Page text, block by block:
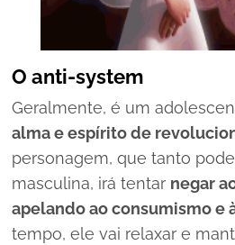
O anti-system
Geralmente, é um
alma e espírito de
personagem, que tanto
masculina, irá tentar negar
apelando ao consumismo e
tempo, ele vai relaxar e